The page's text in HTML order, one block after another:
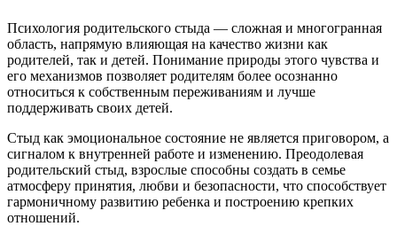
Психология родительского стыда — сложная и многогранная
область, напрямую влияющая на качество жизни как
родителей, так и детей. Понимание природы этого чувства и
его механизмов позволяет родителям более осознанно
относиться к собственным переживаниям и лучше
поддерживать своих детей.
Стыд как эмоциональное состояние не является приговором, а
сигналом к внутренней работе и изменению. Преодолевая
родительский стыд, взрослые способны создать в семье
атмосферу принятия, любви и безопасности, что способствует
гармоничному развитию ребенка и построению крепких
отношений.